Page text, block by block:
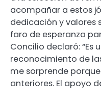
acompañar a estos
dedicación y valores
faro de esperanza
Concilio declaró: “Es
reconocimiento de
me sorprende
anteriores. El apoyo